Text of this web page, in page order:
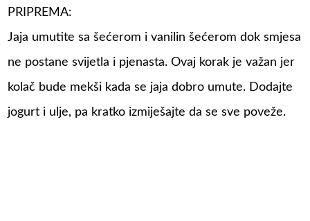
PRIPREMA:
Jaja umutite sa šećerom i vanilin šećerom dok smjesa
ne postane svijetla i pjenasta. Ovaj korak je važan jer
kolač bude mekši kada se jaja dobro umute. Dodajte
jogurt i ulje, pa kratko izmiješajte da se sve poveže.